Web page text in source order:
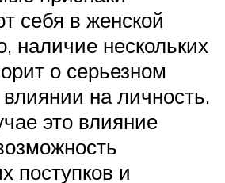
себя в женской
наличие нескольких
о серьезном
на личность.
это влияние
поступков и